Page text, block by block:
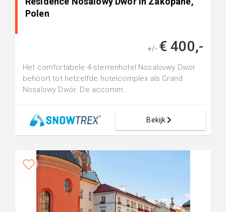
Polen
+/- € 400,-
Het comfortabele 4-sterrenhotel Nosalovwy Dwor
behoort tot hetzelfde hotelcomplex als Grand
Nosalowy Dwór. De accomm...
Bekijk